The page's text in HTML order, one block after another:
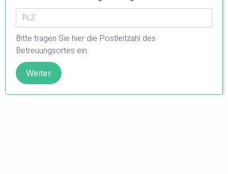
Bitte tragen Sie hier die Postleitzahl des
Betreuungsortes ein.